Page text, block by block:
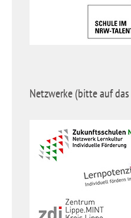
Netzwerke (bitte auf